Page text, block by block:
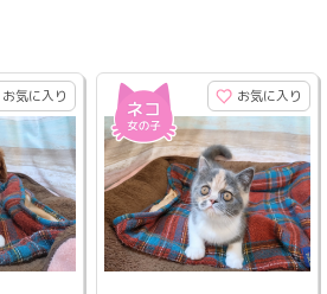
お気に入り お気に入り